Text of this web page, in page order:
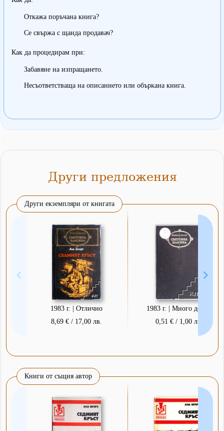
Откажа поръчана книга?
Се свържа с щанда продавач?
Как да процедирам при:
Забавяне на изпращането.
Несъответстваща на описанието или объркана книга.
Други предложения
Други екземпляри от книгата
1983 г. | Отлично
8,69 € / 17,00 лв.
1983 г. | Много добро
0,51 € / 1,00 лв.
Книги от същия автор